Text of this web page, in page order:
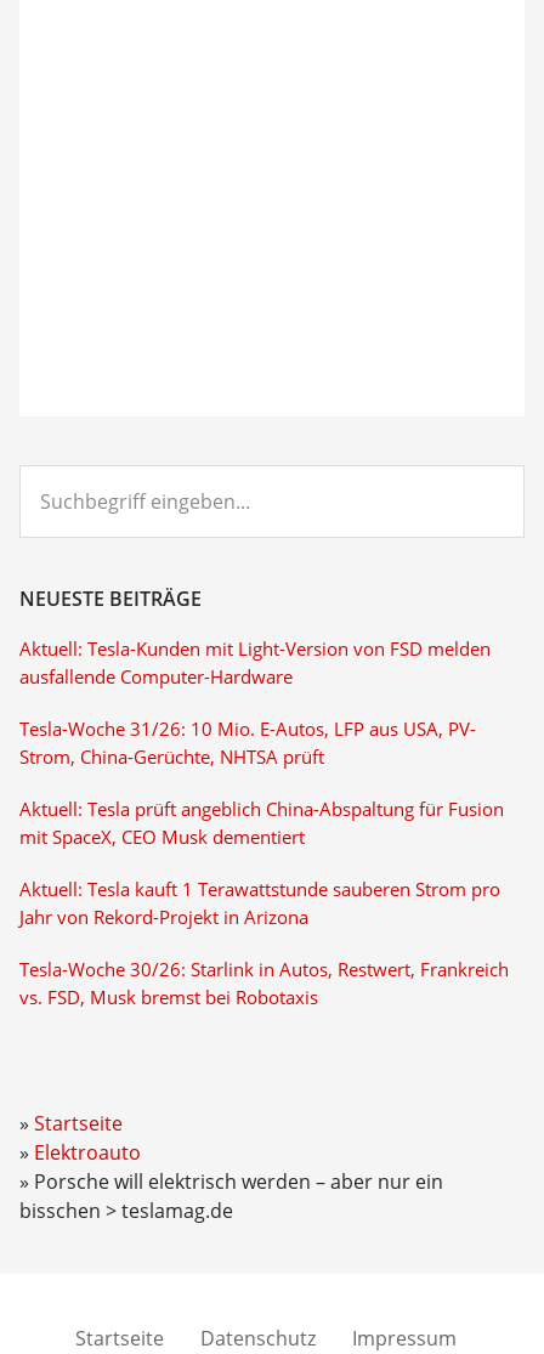
eingeben...
NEUESTE BEITRÄGE
Aktuell: Tesla-Kunden mit Light-Version von FSD melden
ausfallende Computer-Hardware
Tesla-Woche 31/26: 10 Mio. E-Autos, LFP aus USA, PV-
Strom, China-Gerüchte, NHTSA prüft
Aktuell: Tesla prüft angeblich China-Abspaltung für Fusion
mit SpaceX, CEO Musk dementiert
Aktuell: Tesla kauft 1 Terawattstunde sauberen Strom pro
Jahr von Rekord-Projekt in Arizona
Tesla-Woche 30/26: Starlink in Autos, Restwert, Frankreich
vs. FSD, Musk bremst bei Robotaxis
Startseite
Elektroauto
Porsche will elektrisch werden – aber nur ein
bisschen > teslamag.de
Startseite Datenschutz Impressum